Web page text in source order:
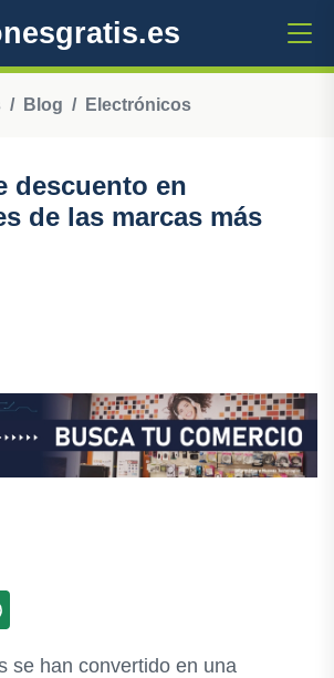
Blog Electrónicos
descuento en
de las marcas más
se han convertido en una